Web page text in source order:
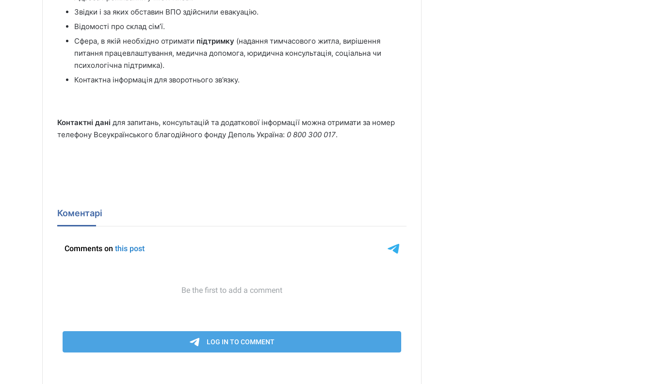
Звідки і за яких обставин ВПО здійснили евакуацію.
Відомості про склад сім’ї.
Сфера, в якій необхідно отримати підтримку (надання тимчасового житла, вирішення
питання працевлаштування, медична допомога, юридична консультація, соціальна чи
психологічна підтримка).
Контактна інформація для зворотнього зв’язку.
Контактні дані для запитань, консультацій та додаткової інформації можна отримати за номер
телефону Всеукраїнського благодійного фонду Деполь Україна: 0 800 300 017.
Коментарі